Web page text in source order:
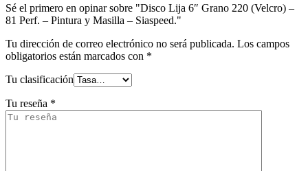
Sé el primero en opinar sobre "Disco Lija 6″ Grano 220 (Velcro) –
81 Perf. – Pintura y Masilla – Siaspeed."
Tu dirección de correo electrónico no será publicada. Los campos
obligatorios están marcados con *
Tu clasificación
Tu reseña *